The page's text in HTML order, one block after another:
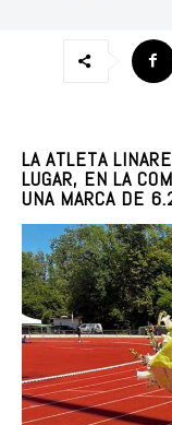
LA ATLETA
LUGAR, EN LA
UNA MARCA DE